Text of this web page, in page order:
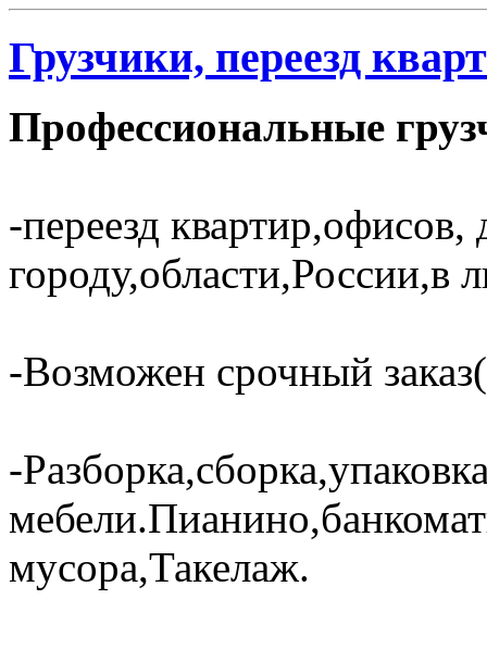
Грузчики, переезд
Профессиональные
-переезд
городу,области,России,в
-Возможен срочный
-
мусора,Такелаж.